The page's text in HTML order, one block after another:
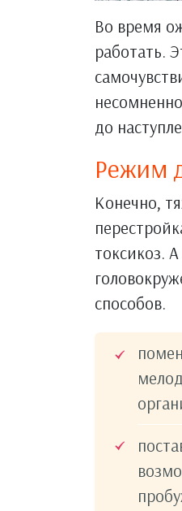
Во время
работать.
до
Режим
Конечно,
токсикоз.
способов.